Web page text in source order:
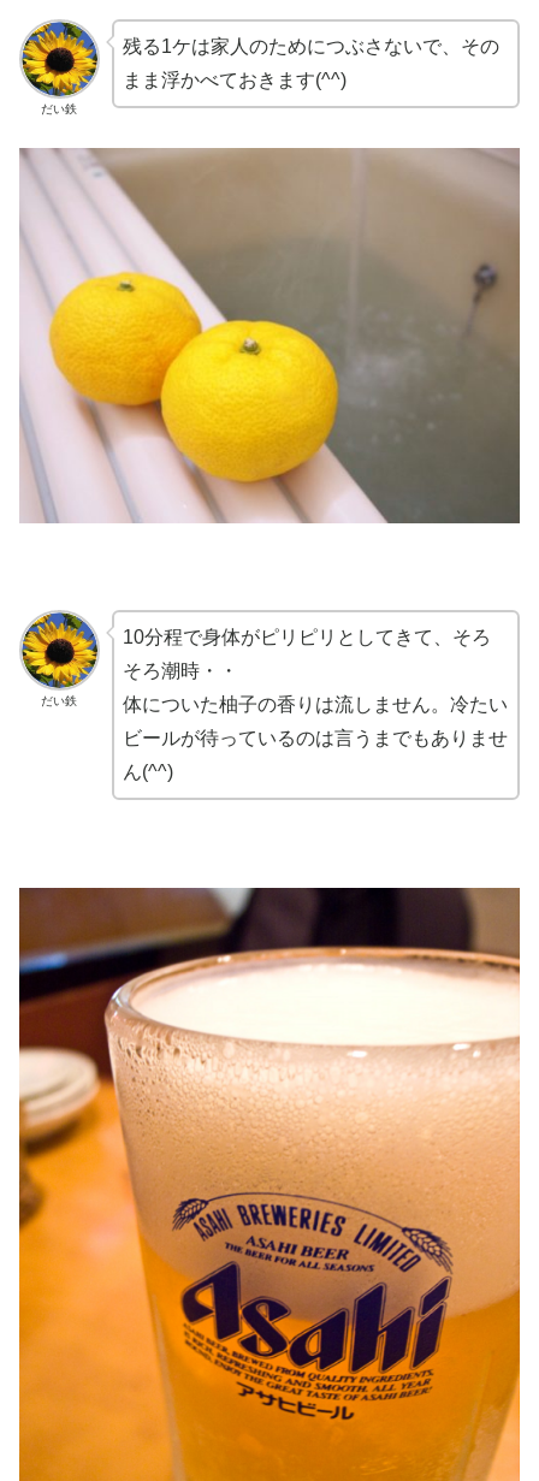
だい鉄
残る1ケは家人のためにつぶさないで、その
まま浮かべておきます(^^)
だい鉄
10分程で身体がピリピリとしてきて、そろ
そろ潮時・・
体についた柚子の香りは流しません。冷たい
ビールが待っているのは言うまでもありませ
ん(^^)